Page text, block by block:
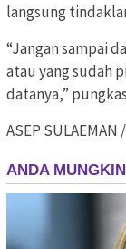
langsung
“Jangan sampai
atau yang sudah
datanya,”
ASEP SULAEMAN